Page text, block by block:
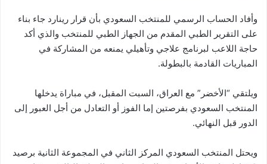
وأفاد الحساب الرسمي للمنتخب السعودي بأن قرار رينارد جاء بناء
على التقرير الطبي المقدم من الجهاز الطبي للمنتخب والذي أكد
حاجة اللاعب لبرنامج علاجي وتأهيلي يمنعه من المشاركة في
المباريات القادمة بالبطولة.
ويلتقي “الأخضر” مع العراق، السبت المقبل، في مباراة يدخلها
المنتخب السعودي بفرصتين إما الفوز أو التعادل من أجل العبور إلى
الدور قبل النهائي.
ويحتل المنتخب السعودي المركز الثاني في المجموعة الثانية برصيد